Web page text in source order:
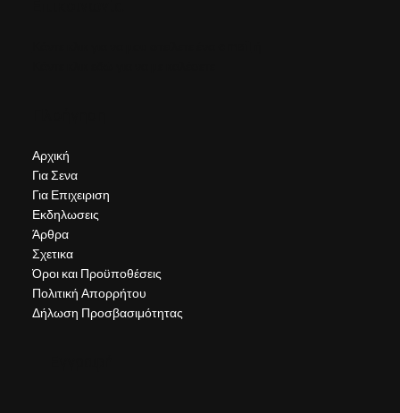
Αρχική
Για Σενα
Για Επιχειριση
Εκδηλωσεις
Άρθρα
Σχετικα
Όροι και Προϋποθέσεις
Πολιτική Απορρήτου
Δήλωση Προσβασιμότητας